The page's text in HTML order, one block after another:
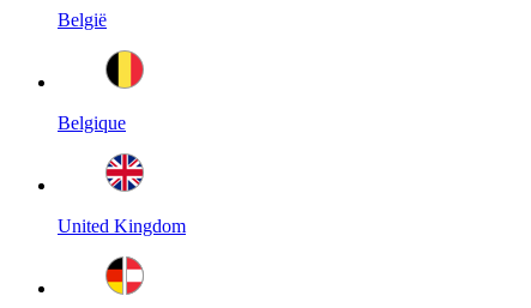
België
Belgique
United Kingdom